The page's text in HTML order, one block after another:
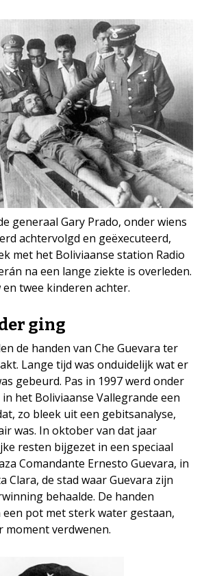
generaal Gary Prado, onder wiens
achtervolgd en geëxecuteerd,
met het Boliviaanse station Radio
na een lange ziekte is overleden.
twee kinderen achter.
ging
de handen van Che Guevara ter
Lange tijd was onduidelijk wat er
gebeurd. Pas in 1997 werd onder
het Boliviaanse Vallegrande een
zo bleek uit een gebitsanalyse,
was. In oktober van dat jaar
resten bijgezet in een speciaal
Comandante Ernesto Guevara, in
Clara, de stad waar Guevara zijn
behaalde. De handen
pot met sterk water gestaan,
moment verdwenen.